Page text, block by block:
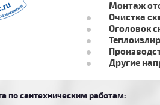
Монтаж
Очистка
Оголовок
Другие
по сантехническим работам: